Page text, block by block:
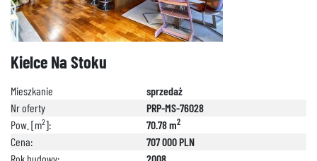
Kielce Na Stoku
Mieszkanie
sprzedaż
Nr oferty
PRP-MS-76028
Pow. [m2]: 70.78 m2
Cena:
707 000 PLN